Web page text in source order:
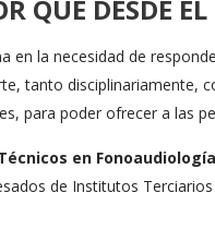
QUÉ DESDE
en la necesidad de
tanto disciplinariamente,
para poder ofrecer a las
en
de Institutos